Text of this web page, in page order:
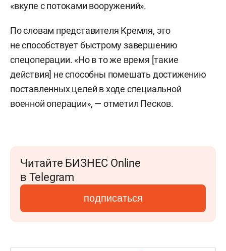
«вкупе с потоками вооружений».
По словам представителя Кремля, это
не способствует быстрому завершению
спецоперации. «Но в то же время [такие
действия] не способны помешать достижению
поставленных целей в ходе специальной
военной операции», — отметил Песков.
Читайте БИЗНЕС Online
в Telegram
подписаться